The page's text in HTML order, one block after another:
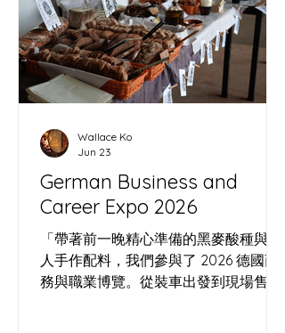
揭開麩質的秘密：麵包裡
的隱藏結構工程師
German Business and
Career Expo 2026
「帶著前一晚精心準備的黑麥酸種與職
人手作配料，我們參與了 2026 德國商
務與職業博覽。從裝車出發到現場售
Wallace Ko
Jun 23